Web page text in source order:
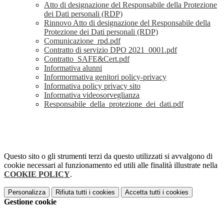
Atto di designazione del Responsabile della Protezione
dei Dati personali (RDP)
Rinnovo Atto di designazione del Responsabile della
Protezione dei Dati personali (RDP)
Comunicazione_rpd.pdf
Contratto di servizio DPO 2021_0001.pdf
Contratto_SAFE&Cert.pdf
Informativa alunni
Informormativa genitori policy-privacy
Informativa policy privacy sito
Informativa videosorveglianza
Responsabile_della_protezione_dei_dati.pdf
Questo sito o gli strumenti terzi da questo utilizzati si avvalgono di
cookie necessari al funzionamento ed utili alle finalità illustrate nella
COOKIE POLICY.
Personalizza Rifiuta tutti i cookies Accetta tutti i cookies
Gestione cookie